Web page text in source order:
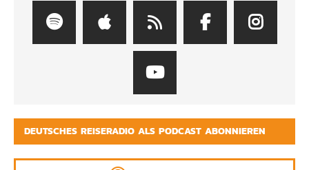
DEUTSCHES REISERADIO ALS PODCAST ABONNIEREN